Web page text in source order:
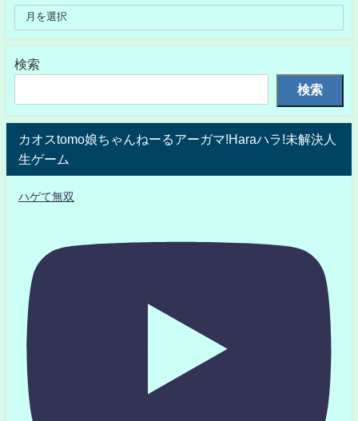
検索
検索
カオスtomo娘ちゃんねーるアーガマ!Haraハラ!未解決人
生ゲーム
ハゲて無双